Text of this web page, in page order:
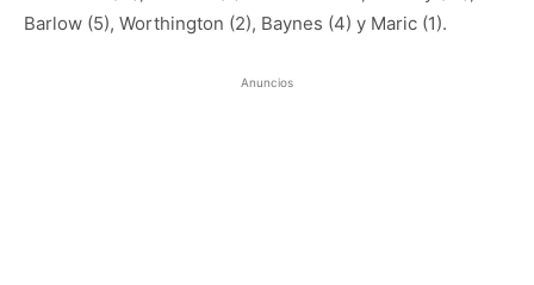
Barlow (5), Worthington (2), Baynes (4) y Maric (1).
Anuncios